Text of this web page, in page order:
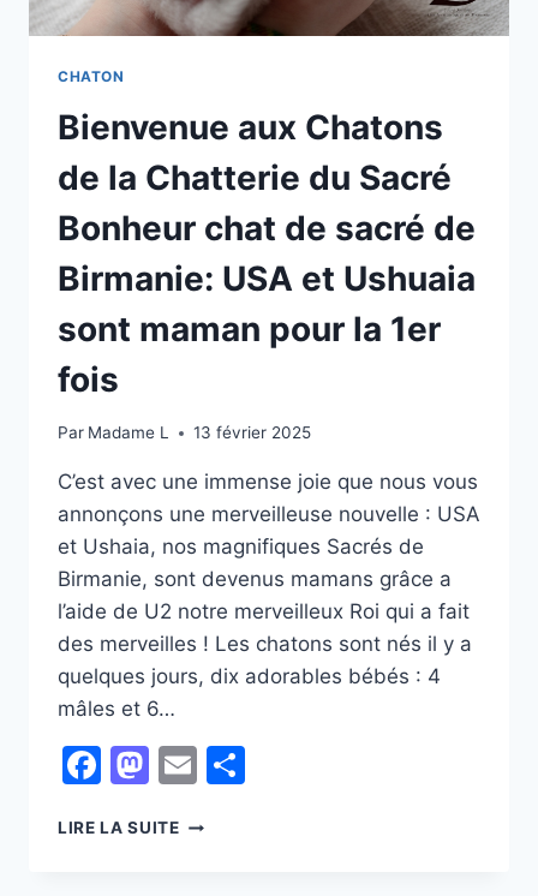
CHATON
Bienvenue aux Chatons
de la Chatterie du Sacré
Bonheur chat de sacré de
Birmanie: USA et Ushuaia
sont maman pour la 1er
fois
Par Madame L 13 février 2025
C’est avec une immense joie que nous vous
annonçons une merveilleuse nouvelle : USA
et Ushaia, nos magnifiques Sacrés de
Birmanie, sont devenus mamans grâce a
l’aide de U2 notre merveilleux Roi qui a fait
des merveilles ! Les chatons sont nés il y a
quelques jours, dix adorables bébés : 4
mâles et 6…
Facebook
Mastodon
Email
LIRE LA SUITEBIENVENUE